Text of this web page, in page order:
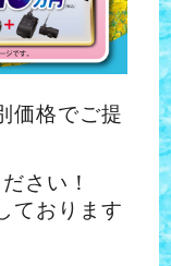
価格でご提
さい！
ております